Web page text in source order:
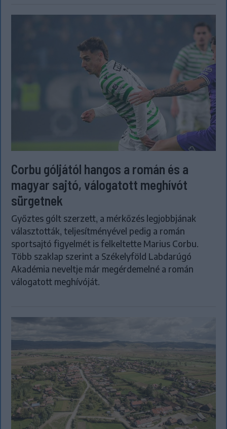
Corbu góljától hangos a román és a
magyar sajtó, válogatott meghívót
sürgetnek
Győztes gólt szerzett, a mérkőzés legjobbjának
választották, teljesítményével pedig a román
sportsajtó figyelmét is felkeltette Marius Corbu.
Több szaklap szerint a Székelyföld Labdarúgó
Akadémia neveltje már megérdemelné a román
válogatott meghívóját.